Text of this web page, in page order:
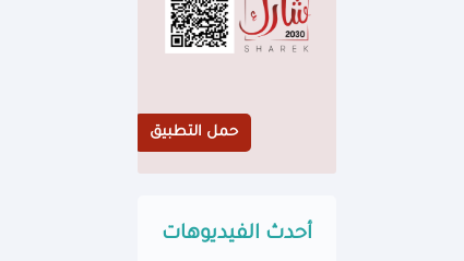
أحدث الفيديوهات